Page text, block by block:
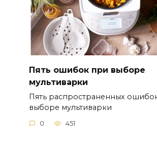
Пять ошибок при выборе
мультиварки
Пять распространенных
выборе мультиварки
0 451